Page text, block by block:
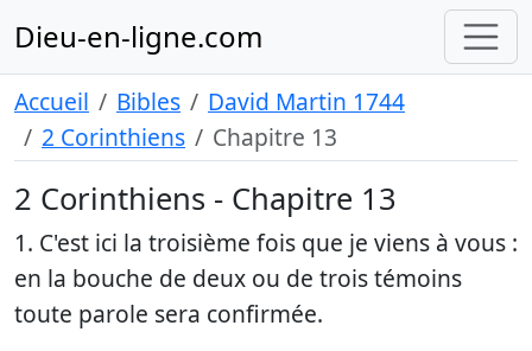
Dieu-en-ligne.com
Accueil Bibles
David Martin 1744
2 Corinthiens
Chapitre 13
2 Corinthiens - Chapitre 13
1. C'est ici la troisième fois que je viens à vous :
en la bouche de deux ou de trois témoins
toute parole sera confirmée.